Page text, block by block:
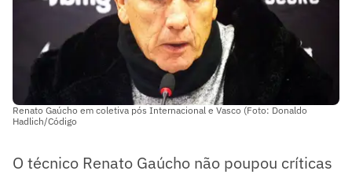
Renato Gaúcho em coletiva pós Internacional e Vasco (Foto: Donaldo
Hadlich/Código
O técnico Renato Gaúcho não poupou críticas